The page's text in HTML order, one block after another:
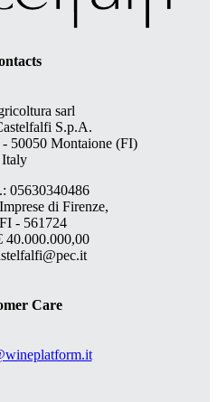
sarl
S.p.A.
50050 Montaione (FI)
Italy
05630340486
di Firenze,
- 561724
40.000.000,00
Care